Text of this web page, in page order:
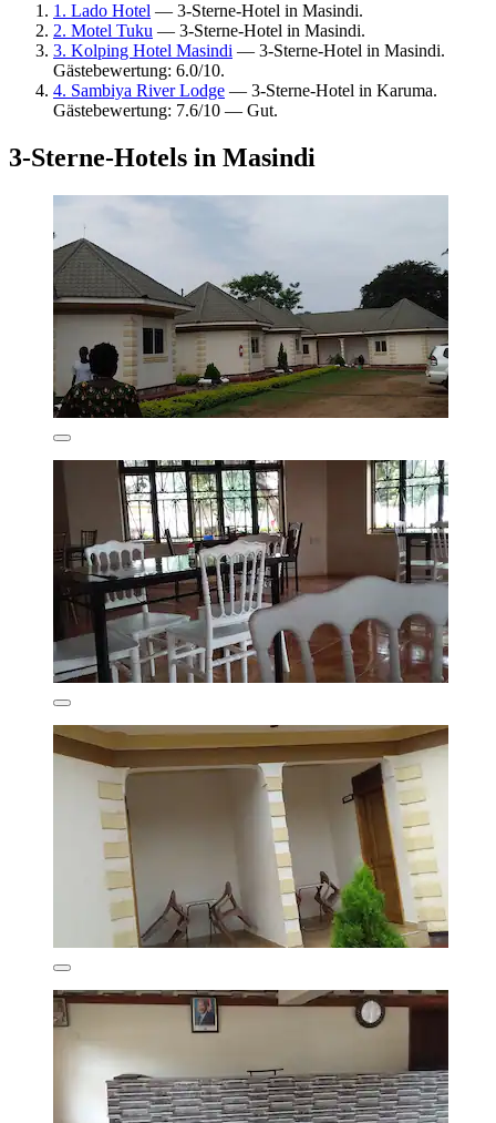
1. Lado Hotel — 3-Sterne-Hotel in Masindi.
2. Motel Tuku — 3-Sterne-Hotel in Masindi.
3. Kolping Hotel Masindi — 3-Sterne-Hotel in Masindi.
Gästebewertung: 6.0/10.
4. Sambiya River Lodge — 3-Sterne-Hotel in Karuma.
Gästebewertung: 7.6/10 — Gut.
3-Sterne-Hotels in Masindi